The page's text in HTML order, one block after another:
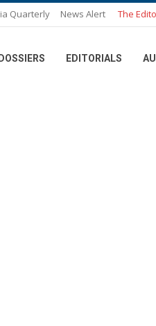
Quarterly News Alert The
DOSSIERS EDITORIALS